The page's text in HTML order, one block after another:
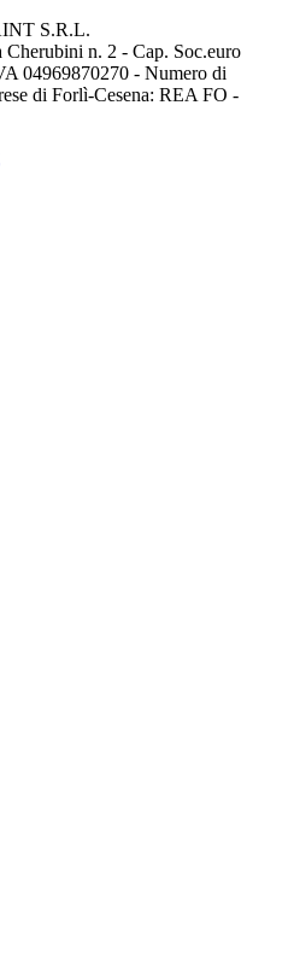
S.R.L.
Cherubini n. 2 - Cap. Soc.euro
04969870270 - Numero di
di Forlì-Cesena: REA FO -